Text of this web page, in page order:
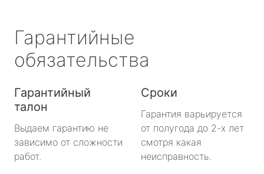
Гарантийные
обязательства
Гарантийный
талон
Выдаем гарантию не
зависимо от сложности
работ.
Сроки
Гарантия варьируется
от полугода до 2-х лет
смотря какая
неисправность.